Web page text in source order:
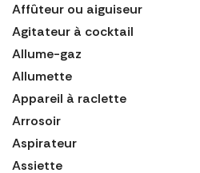
Affûteur ou aiguiseur
Agitateur à cocktail
Allume-gaz
Allumette
Appareil à raclette
Arrosoir
Aspirateur
Assiette